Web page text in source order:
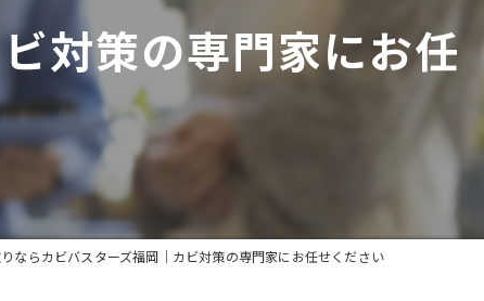
防カビ
カビ専門
ZEH住宅
カビ検査
対策の専門家にお任
ならカビバスターズ福岡｜カビ対策の専門家にお任せください